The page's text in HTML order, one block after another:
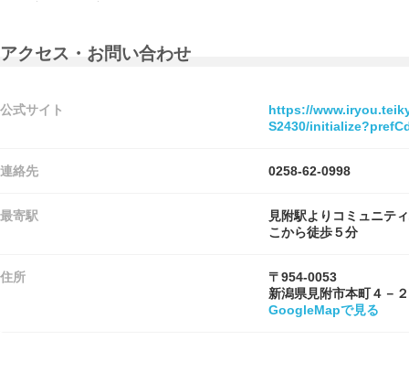
アクセス・お問い合わせ
公式サイト
https://
S2430/
連絡先 0258-62-0998
最寄駅
見附駅よりコミュニテ
こから徒歩５分
住所
〒954-0053
新潟県見附市本町４－
GoogleMapで見る